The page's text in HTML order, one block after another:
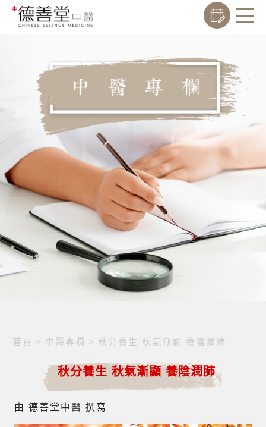
首頁 > 中醫專欄 > 秋分養生 秋氣漸顯 養陰潤肺
秋分養生 秋氣漸顯 養陰潤肺
由 德善堂中醫 撰寫